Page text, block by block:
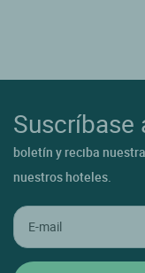
Suscríbase
boletín y reciba
nuestros hoteles.